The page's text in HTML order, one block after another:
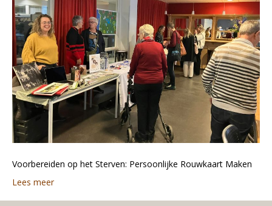
Voorbereiden op het Sterven: Persoonlijke Rouwkaart Maken
Lees meer